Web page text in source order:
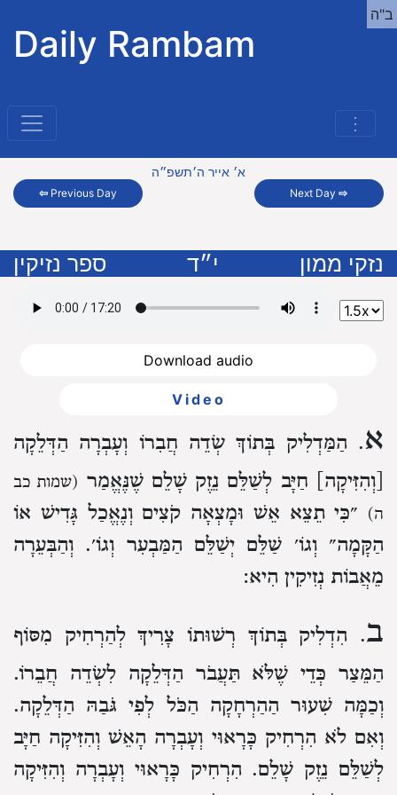
Daily Rambam
⋮
ב"ה
⇦ Previous Day
א׳ אייר ה׳תשפ״ה
Next Day⇨
נזקי ממון י״ד ספר נזיקין
Download audio
Video
א. הַמַּדְלִיק בְּתוֹךְ שְׂדֵה חֲבִרוֹ וְעָבְרָה הַדְּלֵקָה
[וְהִזִּיקָה] חַיָּב לְשַׁלֵּם נֵזֶק שָׁלֵם שֶׁנֶּאֱמַר (שמות כב
ה) ״כִּי תֵצֵא אֵשׁ וּמָצְאָה קֹצִים וְנֶאֱכַל גָּדִישׁ אוֹ
הַקָּמָה״ וְגוֹ׳ שַׁלֵּם יְשַׁלֵּם הַמַּבְעִר וְגוֹ׳. וְהַבְּעֵרָה
מֵאֲבוֹת נְזִיקִין הִיא:
ב. הִדְלִיק בְּתוֹךְ רְשׁוּתוֹ צָרִיךְ לְהַרְחִיק מִסּוֹף
הַמֵּצַר כְּדֵי שֶׁלֹּא תַּעֲבֹר הַדְּלֵקָה לִשְׂדֵה חֲבֵרוֹ.
וְכַמָּה שִׁעוּר הַהַרְחָקָה הַכֹּל לְפִי גֹּבַהּ הַדְּלֵקָה.
וְאִם לֹא הִרְחִיק כָּרָאוּי וְעָבְרָה הָאֵשׁ וְהִזִּיקָה חַיָּב
לְשַׁלֵּם נֵזֶק שָׁלֵם. הִרְחִיק כָּרָאוּי וְעָבְרָה וְהִזִּיקָה